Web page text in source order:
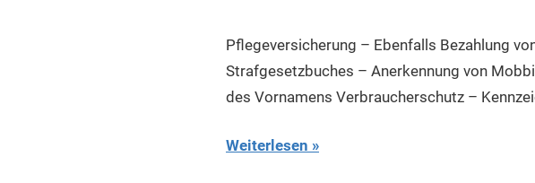
Pflegeversicherung – Ebenfalls Bezahlung
Strafgesetzbuches – Anerkennung von
des Vornamens Verbraucherschutz –
Weiterlesen